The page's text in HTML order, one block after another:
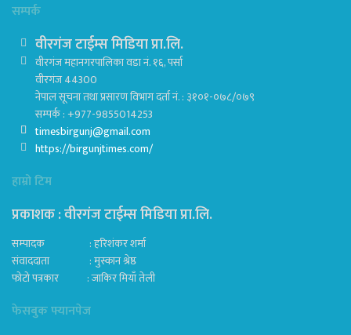
सम्पर्क
वीरगंज टाईम्स मिडिया प्रा.लि.
वीरगंज महानगरपालिका वडा नं. १६, पर्सा
वीरगंज 44300
नेपाल सूचना तथा प्रसारण विभाग दर्ता नं. : ३१०१-०७८/०७९
सम्पर्क : +977-9855014253
timesbirgunj@gmail.com
https://birgunjtimes.com/
हाम्रो टिम
प्रकाशक : वीरगंज टाईम्स मिडिया प्रा‍.लि.
सम्पादक : हरिशंकर शर्मा
संवाददाता : मुस्कान श्रेष्ठ
फोटो पत्रकार : जाकिर मियाँ तेली
फेसबुक फ्यानपेज